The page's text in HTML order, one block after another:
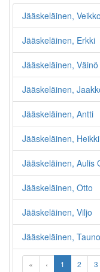
Jääskeläinen,
Jääskeläinen, Erkki
Jääskeläinen,
Jääskeläinen,
Jääskeläinen, Antti
Jääskeläinen, Heikki
Jääskeläinen, Aulis
Jääskeläinen, Otto
Jääskeläinen, Viljo
Jääskeläinen, Tauno
« ‹ 1 2 3